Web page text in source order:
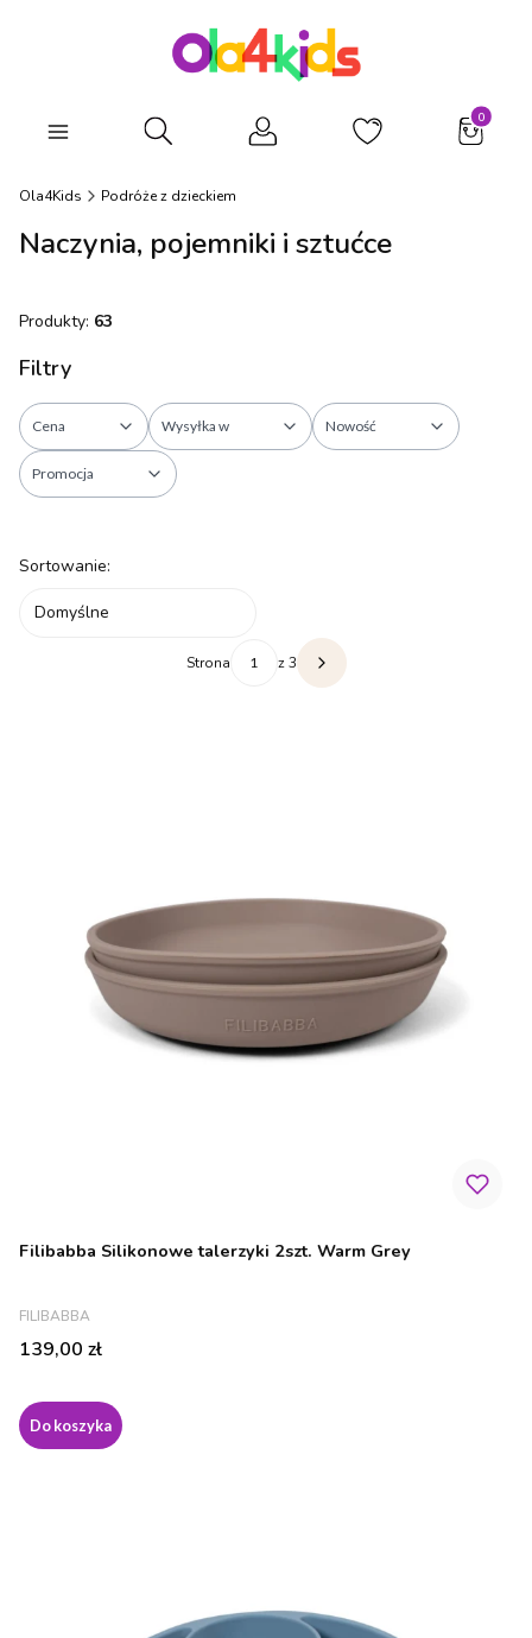
Otwórz wyszukiwarkę
Ola4Kids Podróże z dzieckiem
Naczynia, pojemniki i sztućce
Produkty: 63
Filtry
Cena Wysyłka w Nowość
Promocja
Lista produktów
Sortowanie:
Domyślne
Strona z 3 Następne produkty
Filibabba Silikonowe talerzyki 2szt. Warm Grey
PRODUCENT
FILIBABBA
Cena
139,00 zł
Do koszyka